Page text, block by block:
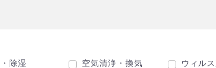
除湿 空気清浄・換気
ウィル